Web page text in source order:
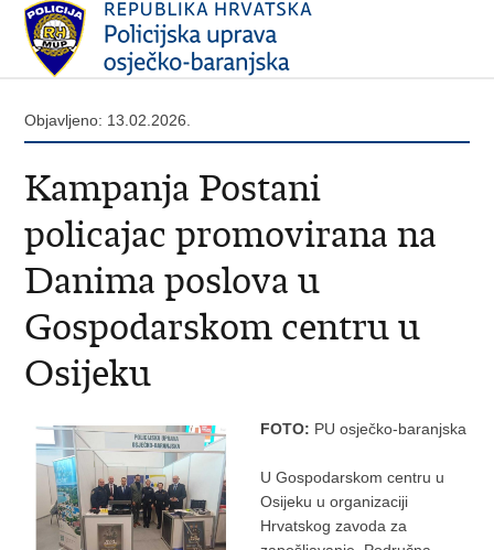
Objavljeno: 13.02.2026.
Kampanja Postani
policajac promovirana na
Danima poslova u
Gospodarskom centru u
Osijeku
FOTO: PU osječko-baranjska
U Gospodarskom centru u
Osijeku u organizaciji
Hrvatskog zavoda za